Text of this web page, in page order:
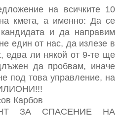
на всичките 10
на кмета, а именно: Да се
и да направим
един от нас, да излезе в
едва ли някой от 9-те ще
да пробвам, иначе
под това управление, на
Карбов
ЗА СПАСЕНИЕ НА